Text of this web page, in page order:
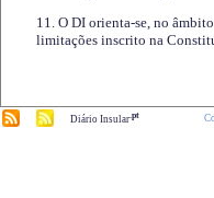
11. O DI orienta-se, no
limitações inscrito na
Diário Insular.pt